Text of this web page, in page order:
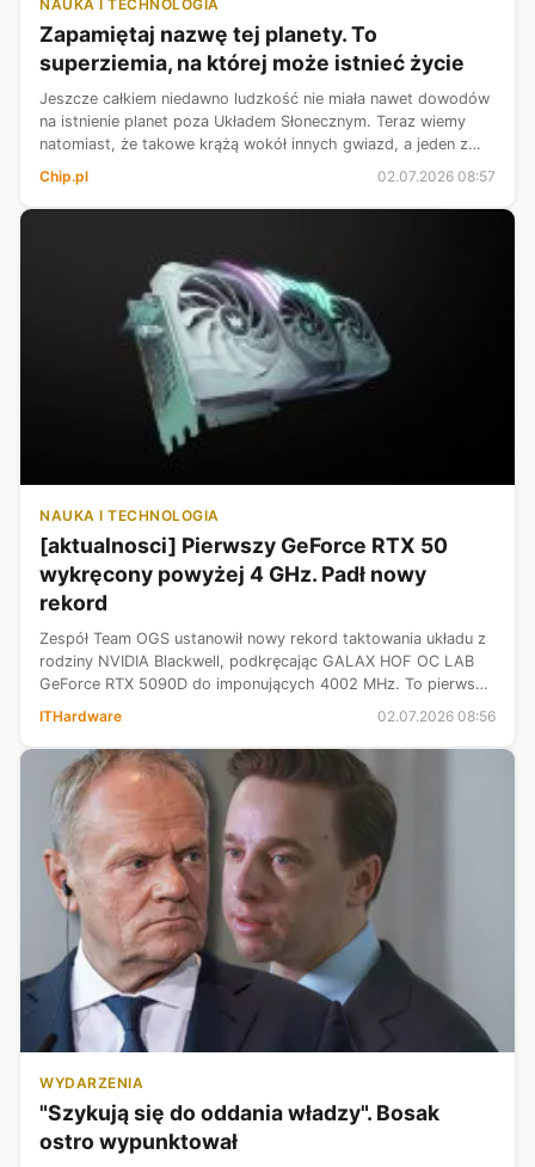
NAUKA I TECHNOLOGIA
Zapamiętaj nazwę tej planety. To
superziemia, na której może istnieć życie
Jeszcze całkiem niedawno ludzkość nie miała nawet dowodów
na istnienie planet poza Układem Słonecznym. Teraz wiemy
natomiast, że takowe krążą wokół innych gwiazd, a jeden z
światów w poszuki...
Chip.pl 02.07.2026 08:57
NAUKA I TECHNOLOGIA
[aktualnosci] Pierwszy GeForce RTX 50
wykręcony powyżej 4 GHz. Padł nowy
rekord
Zespół Team OGS ustanowił nowy rekord taktowania układu z
rodziny NVIDIA Blackwell, podkręcając GALAX HOF OC LAB
GeForce RTX 5090D do imponujących 4002 MHz. To pierwszy
przedstawiciel serii RTX 50, który przekroczył symboliczną
ITHardware 02.07.2026 08:56
WYDARZENIA
"Szykują się do oddania władzy". Bosak
ostro wypunktował